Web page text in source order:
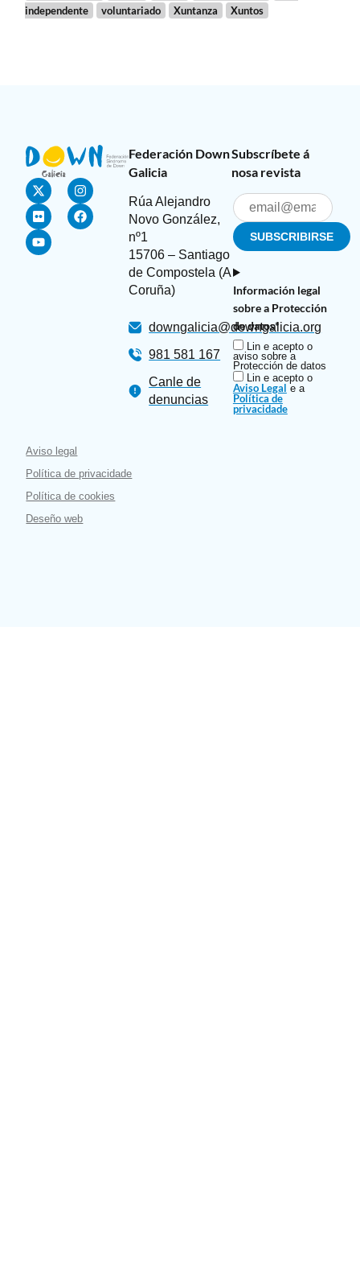
independente
voluntariado Xuntanza Xuntos
Federación Down
Galicia
Rúa Alejandro
Novo González,
nº1
15706 – Santiago
de Compostela (A
Coruña)
downgalicia@downgalicia.org
981 581 167
Canle de
denuncias
Subscríbete á
nosa revista
Información legal
sobre a Protección
de datos*
Lin e acepto o
aviso sobre a
Protección de datos
Lin e acepto o
Aviso Legal e a
Política de
privacidade
Aviso legal
Política de privacidade
Política de cookies
Deseño web